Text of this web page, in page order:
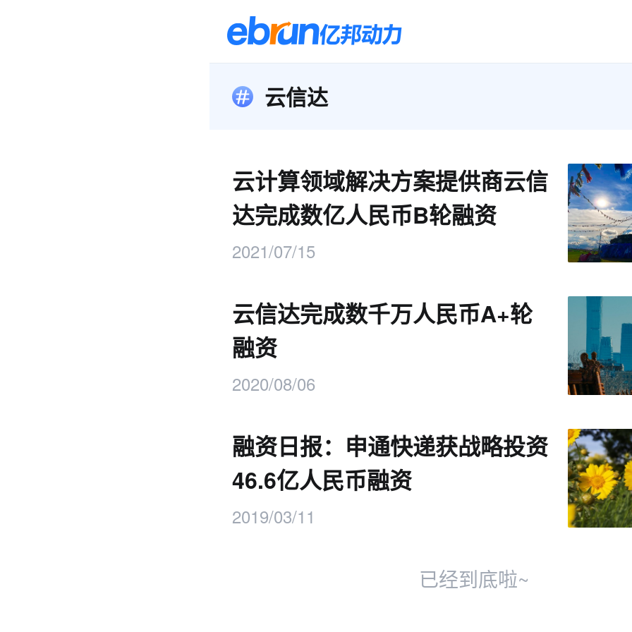
云信达
云计算领域解决方案提供商云信
达完成数亿人民币B轮融资
2021/07/15
云信达完成数千万人民币A+轮
融资
2020/08/06
融资日报：申通快递获战略投资
46.6亿人民币融资
2019/03/11
已经到底啦~